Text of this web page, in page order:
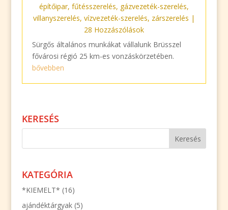
építőipar, fűtésszerelés, gázvezeték-szerelés,
villanyszerelés, vízvezeték-szerelés, zárszerelés |
28 Hozzászólások
Sürgős általános munkákat vállalunk Brüsszel
fővárosi régió 25 km-es vonzáskörzetében.
bővebben
KERESÉS
KATEGÓRIA
*KIEMELT* (16)
ajándéktárgyak(5)